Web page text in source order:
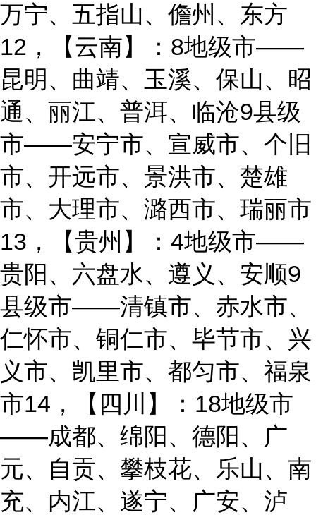
万宁、五指山、儋州、东方
12，【云南】：8地级市——
昆明、曲靖、玉溪、保山、昭
通、丽江、普洱、临沧9县级
市——安宁市、宣威市、个旧
市、开远市、景洪市、楚雄
市、大理市、潞西市、瑞丽市
13，【贵州】：4地级市——
贵阳、六盘水、遵义、安顺9
县级市——清镇市、赤水市、
仁怀市、铜仁市、毕节市、兴
义市、凯里市、都匀市、福泉
市14，【四川】：18地级市
——成都、绵阳、德阳、广
元、自贡、攀枝花、乐山、南
充、内江、遂宁、广安、泸